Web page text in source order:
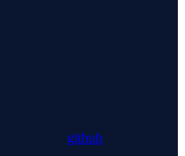
github